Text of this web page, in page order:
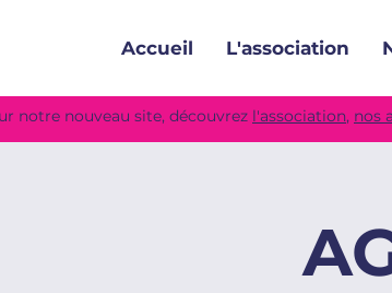
Accueil L'association
notre nouveau site, découvrez l'association, nos